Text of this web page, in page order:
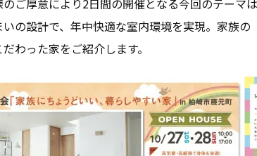
ご厚意により2日間の開催となる今回のテーマ
の設計で、年中快適な室内環境を実現。家族
わった家をご紹介します。